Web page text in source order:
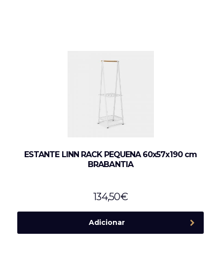
ESTANTE LINN RACK PEQUENA 60x57x190 cm
BRABANTIA
134,50€
Adicionar